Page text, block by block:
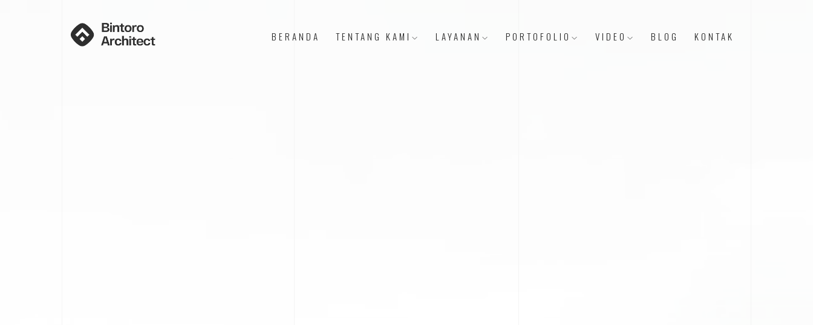
BERANDA TENTANG KAMI LAYANAN PORTOFOLIO VIDEO BLOG KONTAK